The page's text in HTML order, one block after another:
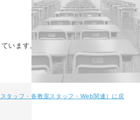
います。
タッフ・各教室スタッフ・Web関連］に戻